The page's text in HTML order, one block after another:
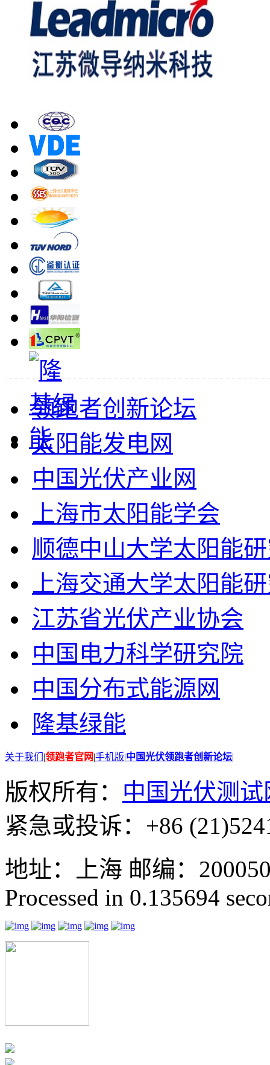
领跑者创新论坛
太阳能发电网
中国光伏产业网
上海市太阳能学会
顺德中山大学太阳能
上海交通大学太阳能
江苏省光伏产业协会
中国电力科学研究院
中国分布式能源网
隆基绿能
关于我们 |领跑者官网|手机版|中国光伏领跑者创新论坛|
版权所有： 中国光伏测试
紧急或投诉：+86
地址：上海 邮编：
Processed in 0.135694